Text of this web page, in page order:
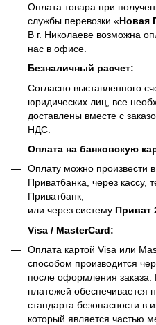
Оплата товара при
службы перевозки «Новая
В г. Николаеве возможна
нас в офисе.
Безналичный расчет:
Согласно выставленного
юридических лиц, все
доставлены вместе с
НДС.
Оплата на банковскую
Оплату можно произвести
Приватбанка, через кассу,
Приватбанк,
или через систему Приват
Visa / MasterCard:
Оплата картой Visa или
способом производится
после оформления заказа.
платежей обеспечивается
стандарта безопасности в
который является частью